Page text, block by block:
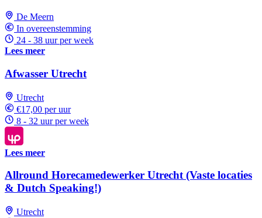
De Meern
In overeenstemming
24 - 38 uur per week
Lees meer
Afwasser Utrecht
Utrecht
€17,00 per uur
8 - 32 uur per week
Lees meer
Allround Horecamedewerker Utrecht (Vaste locaties
& Dutch Speaking!)
Utrecht